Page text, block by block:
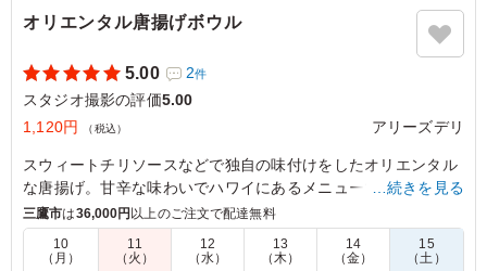
オリエンタル唐揚げボウル
5.00 2件
スタジオ撮影の評価5.00
1,120円
（税込） アリーズデリ
スウィートチリソースなどで独自の味付けをしたオリエンタル
な唐揚げ。甘辛な味わいでハワイにあるメニューで一度食べた
ら病みつきに。冷めてもふっくら柔らかく仕上げてあります。
5.0
…続きを見る
三鷹市は36,000円 以上のご注文で配達無料
10
（月）
11
（火）
12
（水）
13
（木）
14
（金）
15
（土）